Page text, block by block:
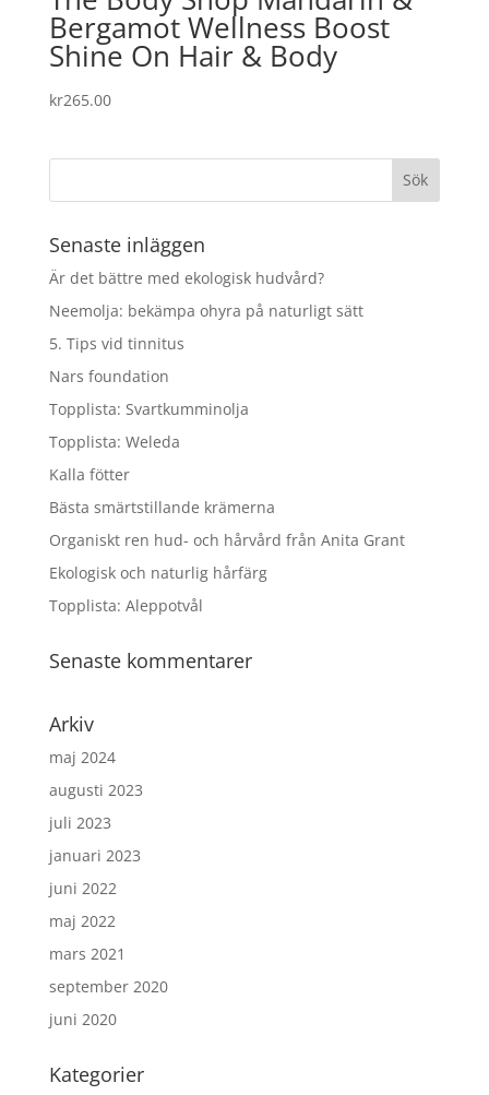
Bergamot Wellness Boost
Shine On Hair & Body
kr265.00
Senaste inläggen
Är det bättre med ekologisk hudvård?
Neemolja: bekämpa ohyra på naturligt sätt
5. Tips vid tinnitus
Nars foundation
Topplista: Svartkumminolja
Topplista: Weleda
Kalla fötter
Bästa smärtstillande krämerna
Organiskt ren hud- och hårvård från Anita Grant
Ekologisk och naturlig hårfärg
Topplista: Aleppotvål
Senaste kommentarer
Arkiv
maj 2024
augusti 2023
juli 2023
januari 2023
juni 2022
maj 2022
mars 2021
september 2020
juni 2020
Kategorier